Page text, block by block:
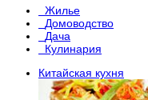
Жилье
Домоводство
Дача
Кулинария
Китайская кухня